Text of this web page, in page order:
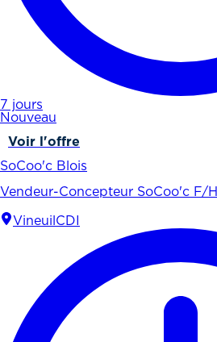
7 jours
Nouveau
Voir l'offre
SoCoo'c Blois
Vendeur-Concepteur SoCoo'c F/H
Vineuil CDI